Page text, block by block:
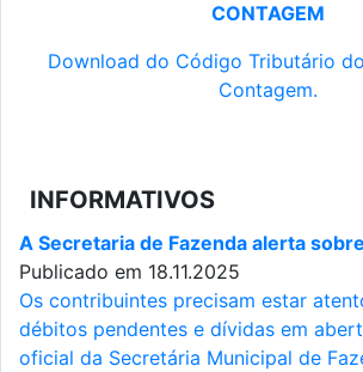
CONTAGEM
Download do Código Tributário
Contagem.
INFORMATIVOS
A Secretaria de Fazenda alerta
Publicado em 18.11.2025
Os contribuintes precisam estar
débitos pendentes e dívidas em
oficial da Secretária Municipal de